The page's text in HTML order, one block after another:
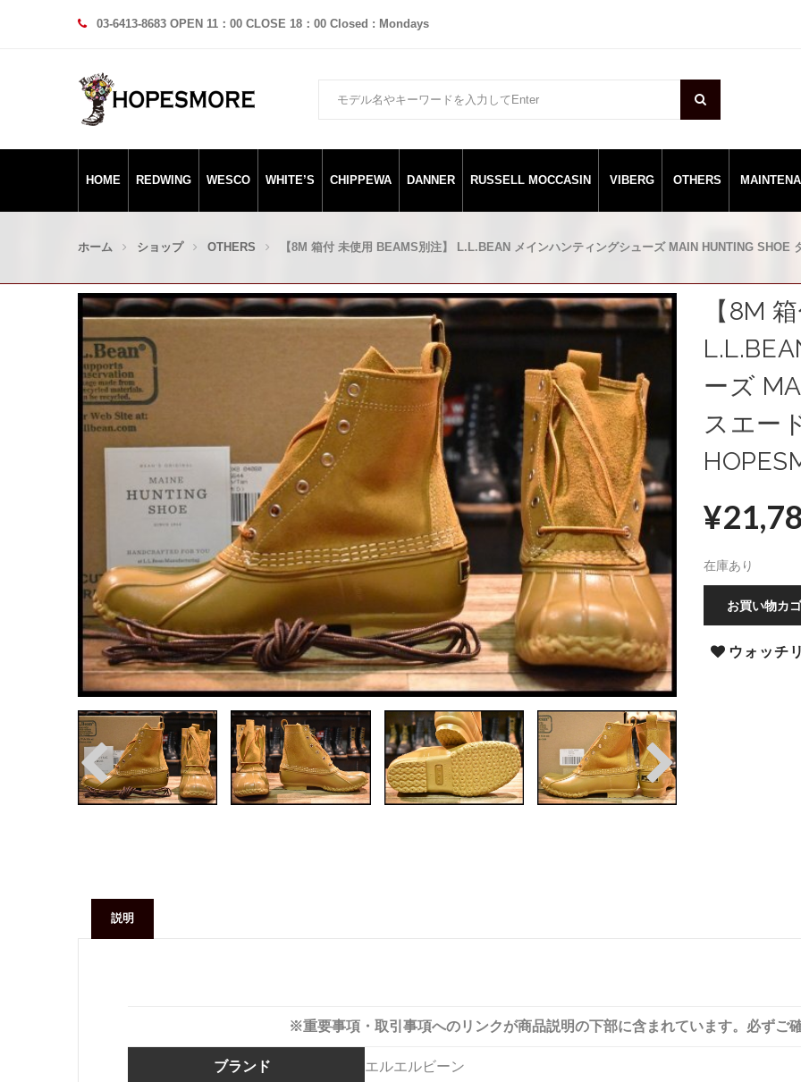
03-6413-8683 OPEN 11：00 CLOSE 18：00 Closed : Mondays
HOME REDWING WESCO WHITE’S CHIPPEWA DANNER RUSSELL MOCCASIN VIBERG OTHERS
ホーム ショップ OTHERS 【8M 箱付 未使用 BEAMS別注】 L.L.BEAN メインハンティングシューズ MAIN HUNTING SHOE
【8M
ーズ
スエー
¥
在庫あり
お買い物カ
ウォッチ
説明
※重要事項・取引事項へのリンクが商品説明の下部に含まれています。必ずご
ブランド エルエルビーン